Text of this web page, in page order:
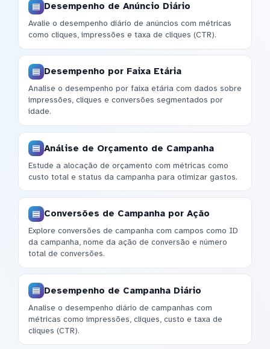
Desempenho de Anúncio Diário
Avalie o desempenho diário de anúncios com métricas
como cliques, impressões e taxa de cliques (CTR).
Desempenho por Faixa Etária
Analise o desempenho por faixa etária com dados sobre
impressões, cliques e conversões segmentados por
idade.
Análise de Orçamento de Campanha
Estude a alocação de orçamento com métricas como
custo total e status da campanha para otimizar gastos.
Conversões de Campanha por Ação
Explore conversões de campanha com campos como ID
da campanha, nome da ação de conversão e número
total de conversões.
Desempenho de Campanha Diário
Analise o desempenho diário de campanhas com
métricas como impressões, cliques, custo e taxa de
cliques (CTR).